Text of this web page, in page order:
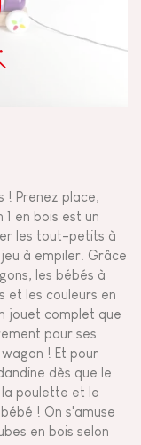
! Prenez place,
en bois est un
les tout-petits à
à empiler. Grâce
les bébés à
et les couleurs en
jouet complet que
pour ses
! Et pour
dès que le
poulette et le
! On s'amuse
en bois selon